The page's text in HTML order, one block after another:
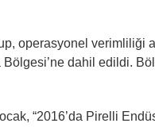
operasyonel
dahil edildi.
“2016’da Pirelli